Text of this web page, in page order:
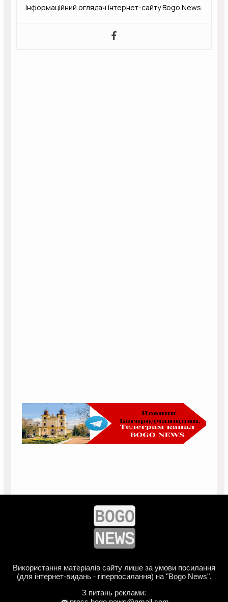
Інформаційний оглядач інтернет-сайту Bogo News.
Використання матеріалів сайту лише за умови посилання
(для інтернет-видань - гіперпосилання) на "Bogo News".
З питань реклами: